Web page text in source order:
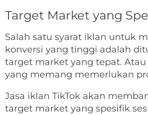
Target Market yang
Salah satu syarat iklan untuk
konversi yang tinggi adalah
target market yang tepat.
yang memang memerlukan
Jasa iklan TikTok akan
target market yang spesifik